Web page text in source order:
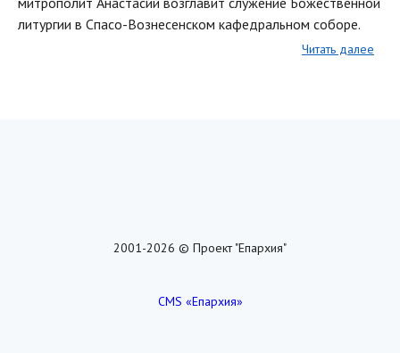
литургии в Спасо-Вознесенском кафедральном соборе.
Читать далее
2001-2026 © Проект "Епархия"
CMS «Епархия»